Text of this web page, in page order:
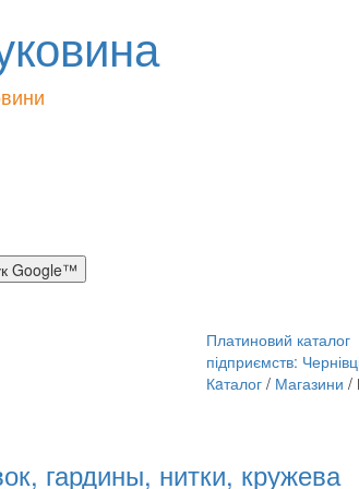
Платиновий каталог
підприємств:
Кaталог/ Магазини /
гардины, нитки, кружева